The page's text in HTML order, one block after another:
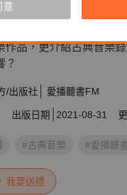
本產品，您也可單購收藏。
作品，更介紹古典音樂
？
/出版社 愛播聽書FM
出版日期 2021-08-31
#古典音樂 #愛播聽
我要送禮
意